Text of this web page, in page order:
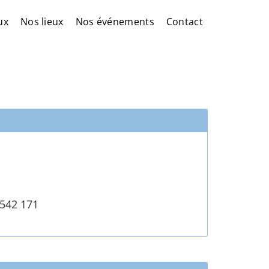
Nos lieux Nos événements Contact
171